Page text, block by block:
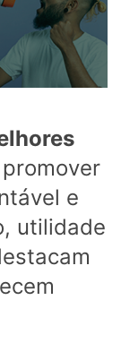
e
utilidade